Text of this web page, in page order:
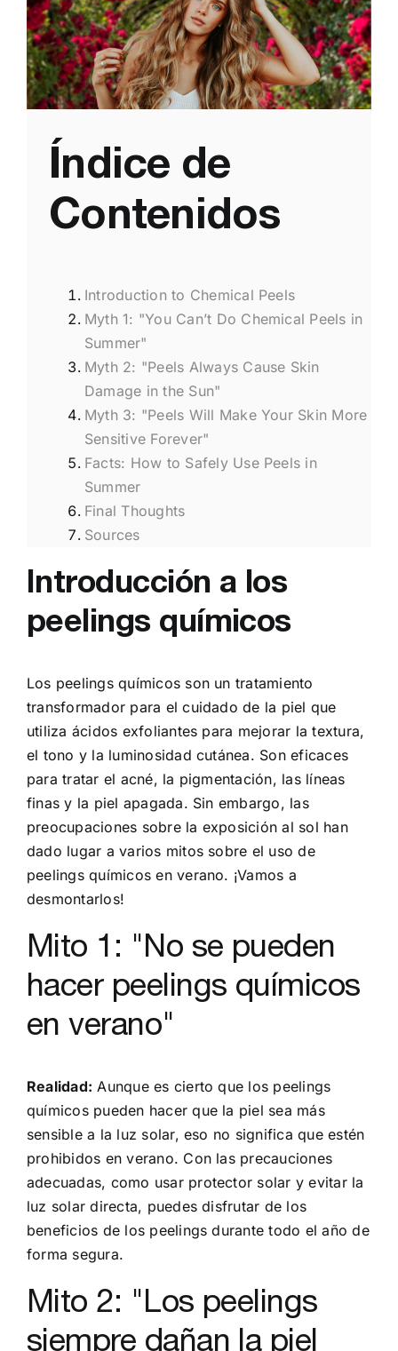
Índice de
Contenidos
Introduction to Chemical Peels
Myth 1: "You Can’t Do Chemical Peels in
Summer"
Myth 2: "Peels Always Cause Skin
Damage in the Sun"
Myth 3: "Peels Will Make Your Skin More
Sensitive Forever"
Facts: How to Safely Use Peels in
Summer
Final Thoughts
Sources
Introducción a los
peelings químicos
Los peelings químicos son un tratamiento
transformador para el cuidado de la piel que
utiliza ácidos exfoliantes para mejorar la textura,
el tono y la luminosidad cutánea. Son eficaces
para tratar el acné, la pigmentación, las líneas
finas y la piel apagada. Sin embargo, las
preocupaciones sobre la exposición al sol han
dado lugar a varios mitos sobre el uso de
peelings químicos en verano. ¡Vamos a
desmontarlos!
Mito 1: "No se pueden
hacer peelings químicos
en verano"
Realidad: Aunque es cierto que los peelings
químicos pueden hacer que la piel sea más
sensible a la luz solar, eso no significa que estén
prohibidos en verano. Con las precauciones
adecuadas, como usar protector solar y evitar la
luz solar directa, puedes disfrutar de los
beneficios de los peelings durante todo el año de
forma segura.
Mito 2: "Los peelings
siempre dañan la piel